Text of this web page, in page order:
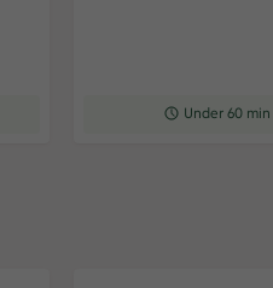
svårighetsgrad Receptet tar
Under 60 min